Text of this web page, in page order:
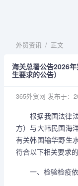
外贸资讯 / 正文
海关总署公告2026
生要求的公告）
365外贸网 发布于：
根据我国法律法
方）与大韩民国海
有关韩国输华野生
符合以下相关要求
一、检验检疫